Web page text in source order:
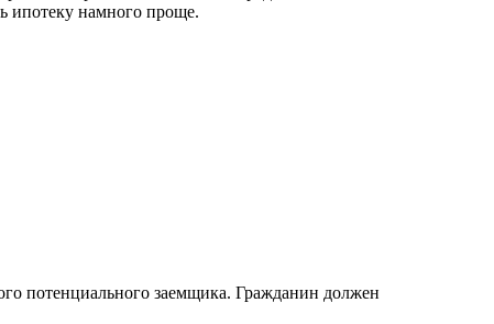
ипотеку намного проще.
потенциального заемщика. Гражданин должен